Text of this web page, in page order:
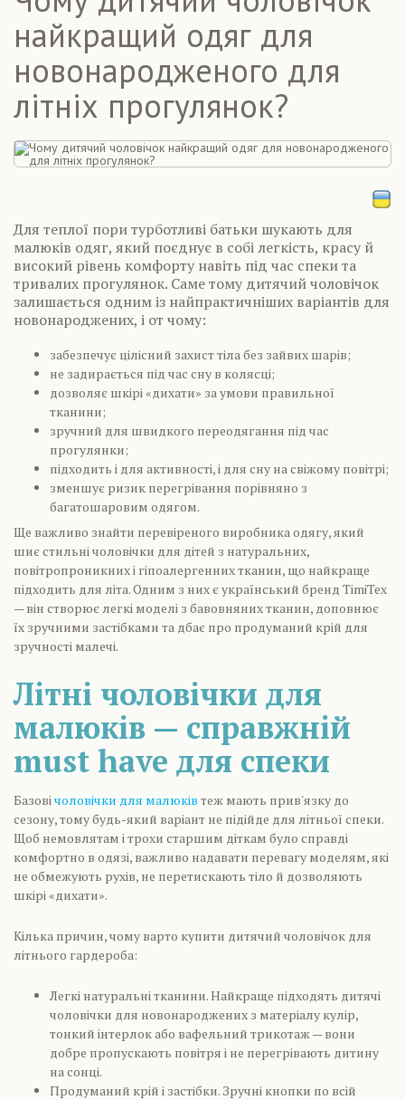
найкращий одяг для
новонародженого для
літніх прогулянок?
Для теплої пори турботливі батьки шукають для
малюків одяг, який поєднує в собі легкість, красу й
високий рівень комфорту навіть під час спеки та
тривалих прогулянок. Саме тому дитячий чоловічок
залишається одним із найпрактичніших варіантів для
новонароджених, і от чому:
забезпечує цілісний захист тіла без зайвих шарів;
не задирається під час сну в колясці;
дозволяє шкірі «дихати» за умови правильної
тканини;
зручний для швидкого переодягання під час
прогулянки;
підходить і для активності, і для сну на свіжому повітрі;
зменшує ризик перегрівання порівняно з
багатошаровим одягом.
Ще важливо знайти перевіреного виробника одягу, який
шиє стильні чоловічки для дітей з натуральних,
повітропроникних і гіпоалергенних тканин, що найкраще
підходить для літа. Одним з них є український бренд TimiTex
— він створює легкі моделі з бавовняних тканин, доповнює
їх зручними застібками та дбає про продуманий крій для
зручності малечі.
Літні чоловічки для
малюків — справжній
must have для спеки
Базовічоловічки для малюків теж мають прив'язку до
сезону, тому будь-який варіант не підійде для літньої спеки.
Щоб немовлятам і трохи старшим діткам було справді
комфортно в одязі, важливо надавати перевагу моделям, які
не обмежують рухів, не перетискають тіло й дозволяють
шкірі «дихати».
Кілька причин, чому варто купити дитячий чоловічок для
літнього гардероба:
Легкі натуральні тканини. Найкраще підходять дитячі
чоловічки для новонароджених з матеріалу кулір,
тонкий інтерлок або вафельний трикотаж — вони
добре пропускають повітря і не перегрівають дитину
на сонці.
Продуманий крій і застібки. Зручні кнопки по всій